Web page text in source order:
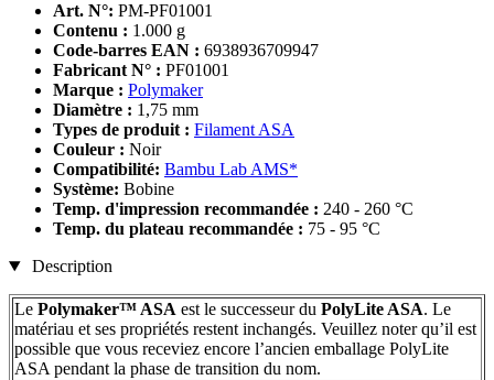
Art. N°: PM-PF01001
Contenu : 1.000 g
Code-barres EAN : 6938936709947
Fabricant N° : PF01001
Marque : Polymaker
Diamètre : 1,75 mm
Types de produit : Filament ASA
Couleur : Noir
Compatibilité: Bambu Lab AMS*
Système: Bobine
Temp. d'impression recommandée : 240 - 260 °C
Temp. du plateau recommandée : 75 - 95 °C
Description
Le Polymaker™ ASA est le successeur du PolyLite ASA. Le
matériau et ses propriétés restent inchangés. Veuillez noter qu’il est
possible que vous receviez encore l’ancien emballage PolyLite
ASA pendant la phase de transition du nom.